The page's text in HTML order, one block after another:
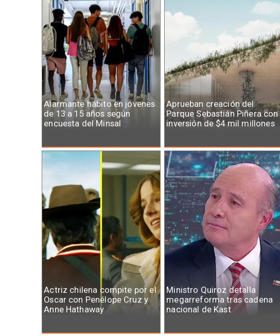
Alarmante hábito en jóvenes
de 13 a 15 años según
encuesta del Minsal
Aprueban creación del
Parque Sebastián Piñera con
inversión de $4 mil millones
Actriz chilena compite por el
Oscar con Penélope Cruz y
Anne Hathaway
Ministro Quiroz detalla
megarreforma tras cadena
nacional de Kast